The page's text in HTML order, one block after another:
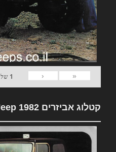
«
‹
1 של
קטלוג אביזרים 1982 Jeep